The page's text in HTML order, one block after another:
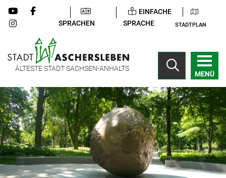
SPRACHEN
EINFACHE
SPRACHE
STADTPLAN
ÄLTESTE STADT SACHSEN-ANHALTS
MENÜ